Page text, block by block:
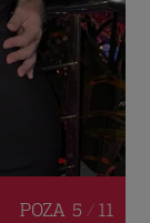
POZA 5 / 11